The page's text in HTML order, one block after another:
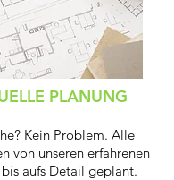
PLANUNG
Kein Problem. Alle
von unseren erfahrenen
aufs Detail geplant.